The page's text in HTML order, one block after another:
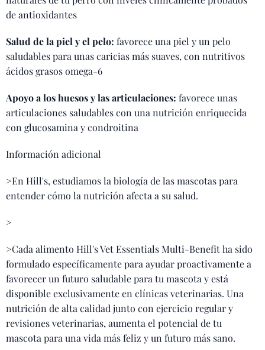
de antioxidantes
Salud de la piel y el pelo: favorece una piel y un pelo
saludables para unas caricias más suaves, con nutritivos
ácidos grasos omega-6
Apoyo a los huesos y las articulaciones: favorece unas
articulaciones saludables con una nutrición enriquecida
con glucosamina y condroitina
Información adicional
>En Hill's, estudiamos la biología de las mascotas para
entender cómo la nutrición afecta a su salud.
>
>Cada alimento Hill's Vet Essentials Multi-Benefit ha sido
formulado específicamente para ayudar proactivamente a
favorecer un futuro saludable para tu mascota y está
disponible exclusivamente en clínicas veterinarias. Una
nutrición de alta calidad junto con ejercicio regular y
revisiones veterinarias, aumenta el potencial de tu
mascota para una vida más feliz y un futuro más sano.